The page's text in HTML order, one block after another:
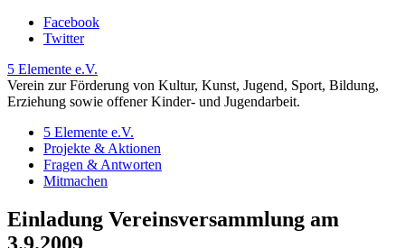
Facebook
Twitter
5 Elemente e.V.
Verein zur Förderung von Kultur, Kunst, Jugend, Sport, Bildung,
Erziehung sowie offener Kinder- und Jugendarbeit.
5 Elemente e.V.
Projekte & Aktionen
Fragen & Antworten
Mitmachen
Einladung Vereinsversammlung am